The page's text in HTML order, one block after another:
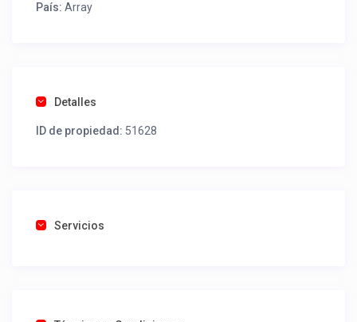
Tel contacto propiedad:
País: Array
Detalles
ID de propiedad: 51628
Servicios